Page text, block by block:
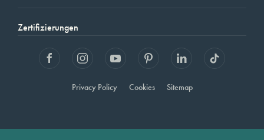
Zertifizierungen
Privacy Policy Cookies Sitemap